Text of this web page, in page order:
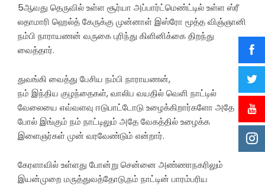
5ஆவது தெருவில் உள்ள சூர்யா அப்பார்ட்மெண்ட்டில் உள்ள ஸ்ரீ
லதாமாரி ஹெல்த் கேருக்கு முன்னாள் இஸ்ரோ மூத்த விஞ்ஞானி
நம்பி நாராயணன் வருகை புரிந்து கிளினிக்கை திறந்து
வைத்தார்.
துவங்கி வைத்து பேசிய நம்பி நாராயணன்,
நம் இந்திய குழந்தைகள், வாலிப வயதில் வெளி நாட்டில்
வேலையை எவ்வளவு ஈடுபாட்டோடு உழைக்கிறார்களோ அதே
போல் இங்கும் நம் நாட்டிலும் அதே வேகத்தில் உழைக்க
இளைஞர்கள் முன் வரவேண்டும் என்றார்.
கேரளாவில் உள்ளது போன்று சென்னை அண்ணாநகரிலும்
இயன்முறை மருத்துவத்தோடு,நம் நாட்டின் பாரம்பரிய